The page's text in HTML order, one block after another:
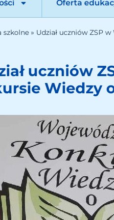
Oferta
szkolne » Udział uczniów ZSP
uczniów
Wiedzy